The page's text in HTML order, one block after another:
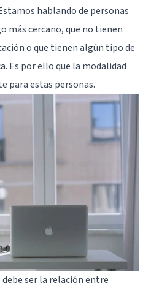
hablando de personas
más cercano, que no tienen
o que tienen algún tipo de
Es por ello que la modalidad
para estas personas.
debe ser la relación entre